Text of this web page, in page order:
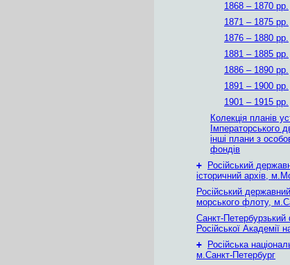
1868 – 1870 рр.
1871 – 1875 рр.
1876 – 1880 рр.
1881 – 1885 рр.
1886 – 1890 рр.
1891 – 1900 рр.
1901 – 1915 рр.
Колекція планів
Імператорського
інші плани з
фондів
+
Російський
історичний архів,
Російський
морського флоту,
Санкт-Петербурзький
Російської Академії
+
Російська
м.Санкт-Петербург